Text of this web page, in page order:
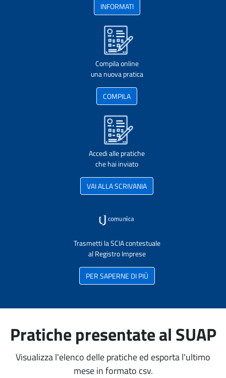
INFORMATI
Compila online
una nuova pratica
COMPILA
Accedi alle pratiche
che hai inviato
VAI ALLA SCRIVANIA
Trasmetti la SCIA contestuale
al Registro Imprese
PER SAPERNE DI PIÙ
Pratiche presentate al SUAP
Visualizza l'elenco delle pratiche ed esporta l'ultimo
mese in formato csv.